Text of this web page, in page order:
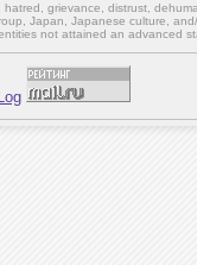
grievance, distrust,
Japan, Japanese culture,
not attained an advanced